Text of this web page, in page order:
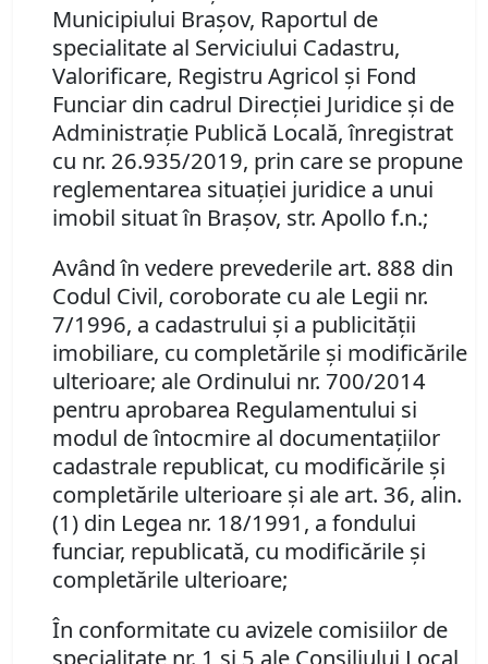
Municipiului Braşov, Raportul de
specialitate al Serviciului Cadastru,
Valorificare, Registru Agricol şi Fond
Funciar din cadrul Direcţiei Juridice şi de
Administraţie Publică Locală, înregistrat
cu nr. 26.935/2019, prin care se propune
reglementarea situaţiei juridice a unui
imobil situat în Braşov, str. Apollo f.n.;
Având în vedere prevederile art. 888 din
Codul Civil, coroborate cu ale Legii nr.
7/1996, a cadastrului şi a publicităţii
imobiliare, cu completările şi modificările
ulterioare; ale Ordinului nr. 700/2014
pentru aprobarea Regulamentului si
modul de întocmire al documentaţiilor
cadastrale republicat, cu modificările şi
completările ulterioare şi ale art. 36, alin.
(1) din Legea nr. 18/1991, a fondului
funciar, republicată, cu modificările şi
completările ulterioare;
În conformitate cu avizele comisiilor de
specialitate nr. 1 şi 5 ale Consiliului Local